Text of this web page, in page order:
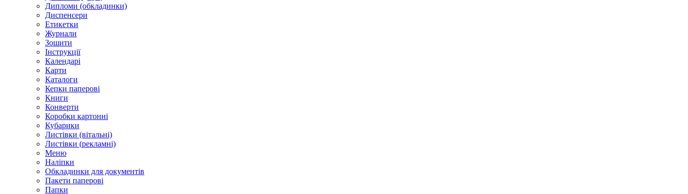
Дипломи (обкладинки)
Диспенсери
Етикетки
Журнали
Зошити
Інструкції
Календарі
Карти
Каталоги
Кепки паперові
Книги
Конверти
Коробки картонні
Кубарики
Листівки (вітальні)
Листівки (рекламні)
Меню
Наліпки
Обкладинки для документів
Пакети паперові
Папки